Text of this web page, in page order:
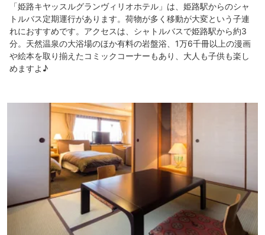
「姫路キヤッスルグランヴィリオホテル」は、姫路駅からのシャ
トルバス定期運行があります。荷物が多く移動が大変という子連
れにおすすめです。アクセスは、シャトルバスで姫路駅から約3
分。天然温泉の大浴場のほか有料の岩盤浴、1万6千冊以上の漫画
や絵本を取り揃えたコミックコーナーもあり、大人も子供も楽し
めますよ♪